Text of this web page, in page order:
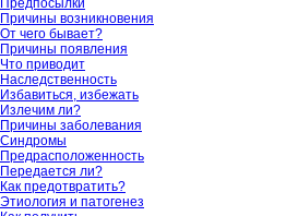
Предпосылки
Причины возникновения
От чего бывает?
Причины появления
Что приводит
Наследственность
Избавиться, избежать
Излечим ли?
Причины заболевания
Синдромы
Предрасположенность
Передается ли?
Как предотвратить?
Этиология и патогенез